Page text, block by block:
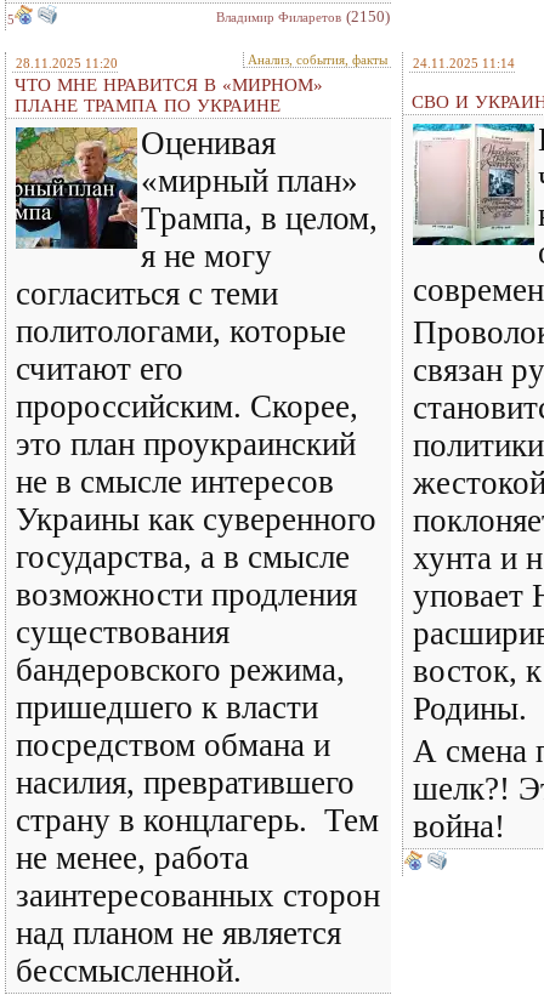
5 Владимир Филаретов (2150)
28.11.2025 11:20 Анализ, события, факты
ЧТО МНЕ НРАВИТСЯ В «МИРНОМ»
ПЛАНЕ ТРАМПА ПО УКРАИНЕ
Оценивая
«мирный план»
Трампа, в целом,
я не могу
согласиться с теми
политологами, которые
считают его
пророссийским. Скорее,
это план проукраинский
не в смысле интересов
Украины как суверенного
государства, а в смысле
возможности продления
существования
бандеровского режима,
пришедшего к власти
посредством обмана и
насилия, превратившего
страну в концлагерь. Тем
не менее, работа
заинтересованных сторон
над планом не является
бессмысленной.
24.11.2025 11:14
СВО И
связан
хунта и
восток,
Родины.
А смена
шелк?!
война!